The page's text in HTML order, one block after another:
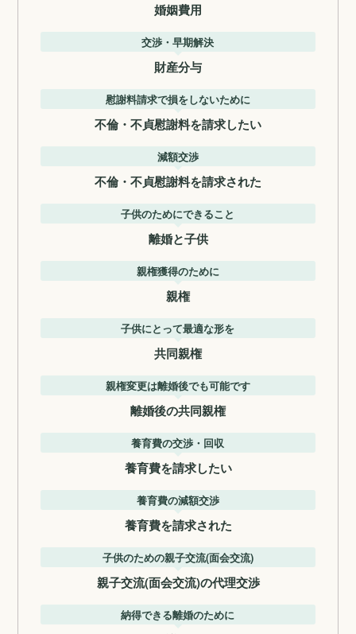
婚姻費用
交渉・早期解決
財産分与
慰謝料請求で損をしないために
不倫・不貞慰謝料を請求したい
減額交渉
不倫・不貞慰謝料を請求された
子供のためにできること
離婚と子供
親権獲得のために
親権
子供にとって最適な形を
共同親権
親権変更は離婚後でも可能です
離婚後の共同親権
養育費の交渉・回収
養育費を請求したい
養育費の減額交渉
養育費を請求された
子供のための親子交流(面会交流)
親子交流(面会交流)の代理交渉
納得できる離婚のために